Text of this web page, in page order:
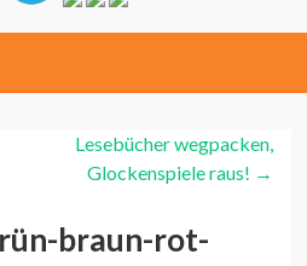
Lesebücher wegpacken,
Glockenspiele raus! →
braun-rot-